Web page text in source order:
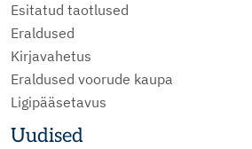
Esitatud taotlused
Eraldused
Kirjavahetus
Eraldused voorude kaupa
Ligipääsetavus
Uudised